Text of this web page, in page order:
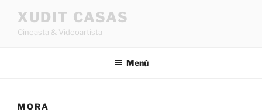
contenido
XUDIT CASAS
Cineasta & Videoartista
Menú
MORA